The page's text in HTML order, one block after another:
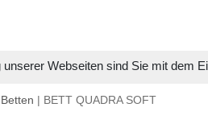
Webseiten sind Sie mit dem
| BETT QUADRA SOFT